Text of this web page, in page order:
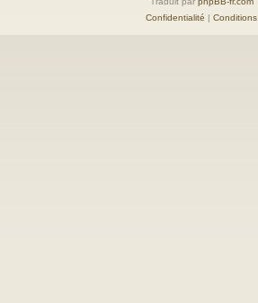
Confidentialité | Conditions